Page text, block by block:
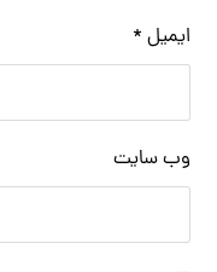
ایمیل *
وب‌ سایت